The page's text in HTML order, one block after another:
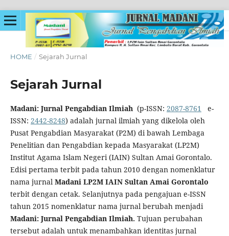
HOME / Sejarah Jurnal
Sejarah Jurnal
Madani: Jurnal Pengabdian Ilmiah (p-ISSN: 2087-8761 e-
ISSN: 2442-8248) adalah jurnal ilmiah yang dikelola oleh
Pusat Pengabdian Masyarakat (P2M) di bawah Lembaga
Penelitian dan Pengabdian kepada Masyarakat (LP2M)
Institut Agama Islam Negeri (IAIN) Sultan Amai Gorontalo.
Edisi pertama terbit pada tahun 2010 dengan nomenklatur
nama jurnal Madani LP2M IAIN Sultan Amai Gorontalo
terbit dengan cetak. Selanjutnya pada pengajuan e-ISSN
tahun 2015 nomenklatur nama jurnal berubah menjadi
Madani: Jurnal Pengabdian Ilmiah. Tujuan perubahan
tersebut adalah untuk menambahkan identitas jurnal